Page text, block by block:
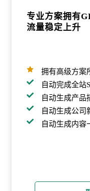
专业方案拥有
流量稳定上升
 拥有高级方案
 自动完成全站
 自动生成产品
 自动生成公司
 自动生成内容